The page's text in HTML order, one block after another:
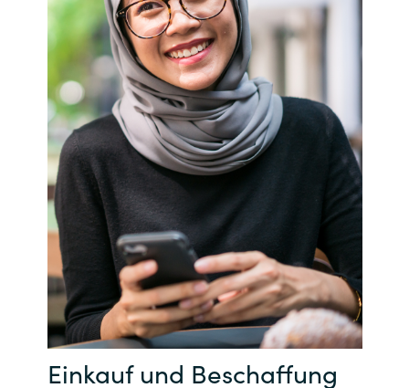
Einkauf und Beschaffung